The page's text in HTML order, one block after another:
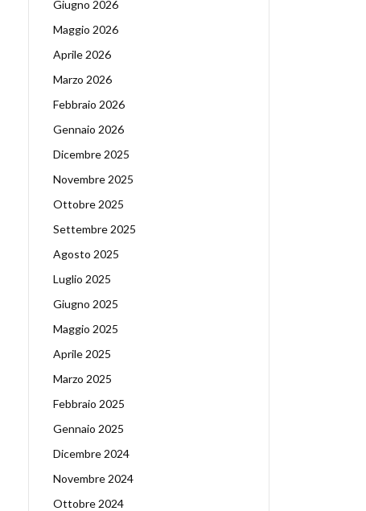
Giugno 2026
Maggio 2026
Aprile 2026
Marzo 2026
Febbraio 2026
Gennaio 2026
Dicembre 2025
Novembre 2025
Ottobre 2025
Settembre 2025
Agosto 2025
Luglio 2025
Giugno 2025
Maggio 2025
Aprile 2025
Marzo 2025
Febbraio 2025
Gennaio 2025
Dicembre 2024
Novembre 2024
Ottobre 2024